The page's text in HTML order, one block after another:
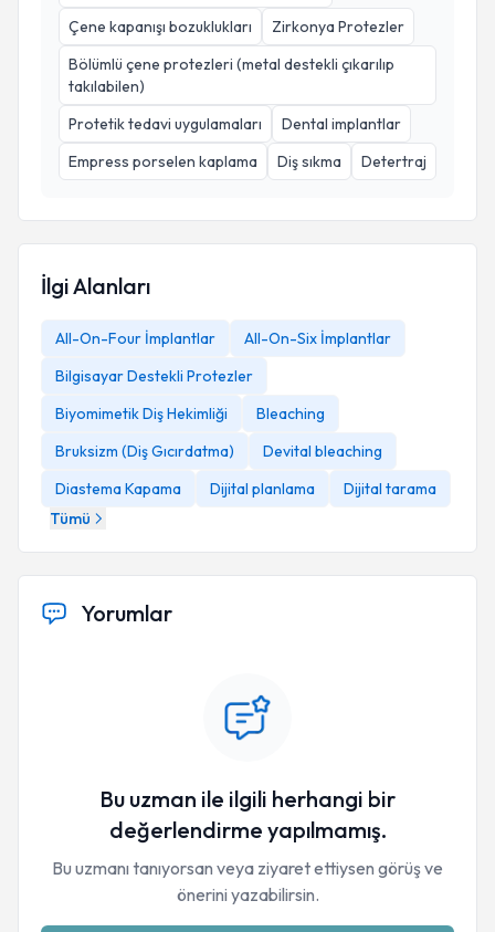
Çene kapanışı bozuklukları
Zirkonya Protezler
Bölümlü çene protezleri (metal destekli çıkarılıp
takılabilen)
Protetik tedavi uygulamaları
Dental implantlar
Empress porselen kaplama
Diş sıkma Detertraj
İlgi Alanları
All-On-Four İmplantlar
All-On-Six İmplantlar
Bilgisayar Destekli Protezler
Biyomimetik Diş Hekimliği
Bleaching
Bruksizm (Diş Gıcırdatma)
Devital bleaching
Diastema Kapama
Dijital planlama
Dijital tarama
Tümü
Yorumlar
Bu uzman ile ilgili herhangi bir
değerlendirme yapılmamış.
Bu uzmanı tanıyorsan veya ziyaret ettiysen görüş ve
önerini yazabilirsin.